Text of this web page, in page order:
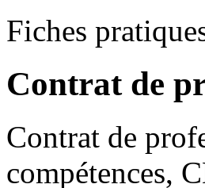
Fiches
Contrat de
Contrat de
compétences,